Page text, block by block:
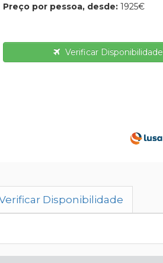
Preço por pessoa, desde: 1925€
Verificar Disponibilidade
Disponibilidade